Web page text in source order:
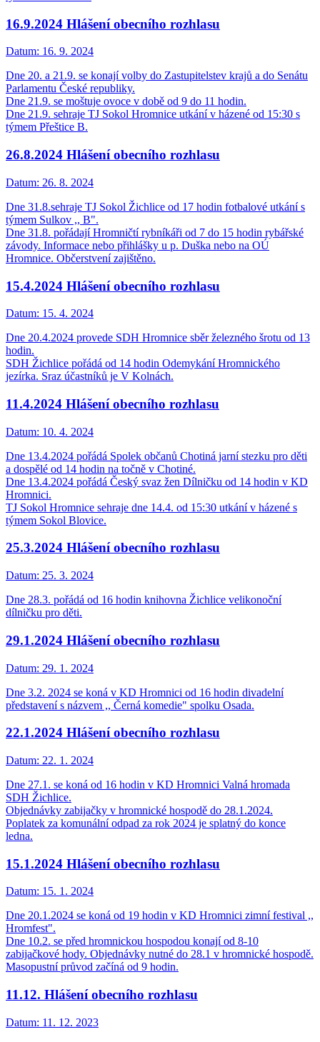
16.9.2024 Hlášení obecního rozhlasu
Datum: 16. 9. 2024
Dne 20. a 21.9. se konají volby do Zastupitelstev krajů a do Senátu
Parlamentu České republiky.
Dne 21.9. se moštuje ovoce v době od 9 do 11 hodin.
Dne 21.9. sehraje TJ Sokol Hromnice utkání v házené od 15:30 s
týmem Přeštice B.
26.8.2024 Hlášení obecního rozhlasu
Datum: 26. 8. 2024
Dne 31.8.sehraje TJ Sokol Žichlice od 17 hodin fotbalové utkání s
týmem Sulkov ,, B".
Dne 31.8. pořádají Hromničtí rybníkáři od 7 do 15 hodin rybářské
závody. Informace nebo přihlášky u p. Duška nebo na OÚ
Hromnice. Občerstvení zajištěno.
15.4.2024 Hlášení obecního rozhlasu
Datum: 15. 4. 2024
Dne 20.4.2024 provede SDH Hromnice sběr železného šrotu od 13
hodin.
SDH Žichlice pořádá od 14 hodin Odemykání Hromnického
jezírka. Sraz účastníků je V Kolnách.
11.4.2024 Hlášení obecního rozhlasu
Datum: 10. 4. 2024
Dne 13.4.2024 pořádá Spolek občanů Chotiná jarní stezku pro děti
a dospělé od 14 hodin na točně v Chotiné.
Dne 13.4.2024 pořádá Český svaz žen Dílničku od 14 hodin v KD
Hromnici.
TJ Sokol Hromnice sehraje dne 14.4. od 15:30 utkání v házené s
týmem Sokol Blovice.
25.3.2024 Hlášení obecního rozhlasu
Datum: 25. 3. 2024
Dne 28.3. pořádá od 16 hodin knihovna Žichlice velikonoční
dílničku pro děti.
29.1.2024 Hlášení obecního rozhlasu
Datum: 29. 1. 2024
Dne 3.2. 2024 se koná v KD Hromnici od 16 hodin divadelní
představení s názvem ,, Černá komedie" spolku Osada.
22.1.2024 Hlášení obecního rozhlasu
Datum: 22. 1. 2024
Dne 27.1. se koná od 16 hodin v KD Hromnici Valná hromada
SDH Žichlice.
Objednávky zabijačky v hromnické hospodě do 28.1.2024.
Poplatek za komunální odpad za rok 2024 je splatný do konce
ledna.
15.1.2024 Hlášení obecního rozhlasu
Datum: 15. 1. 2024
Dne 20.1.2024 se koná od 19 hodin v KD Hromnici zimní festival ,,
Hromfest".
Dne 10.2. se před hromnickou hospodou konají od 8-10
zabijačkové hody. Objednávky nutné do 28.1 v hromnické hospodě.
Masopustní průvod začíná od 9 hodin.
11.12. Hlášení obecního rozhlasu
Datum: 11. 12. 2023